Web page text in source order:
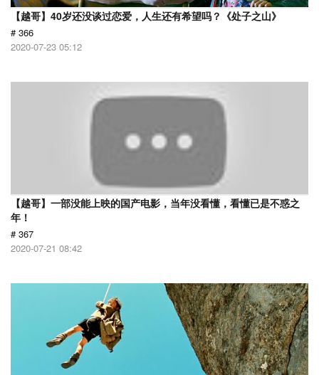
【越哥】40岁还没谈过恋爱，人生还有希望吗？《处子之山》
# 366
2020-07-23 05:12
【越哥】一部没能上映的国产电影，当年没看懂，看懂已是不惑之
年！
# 367
2020-07-21 08:42